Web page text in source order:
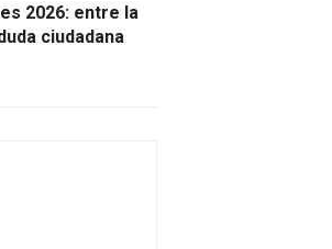
2026: entre la
ciudadana